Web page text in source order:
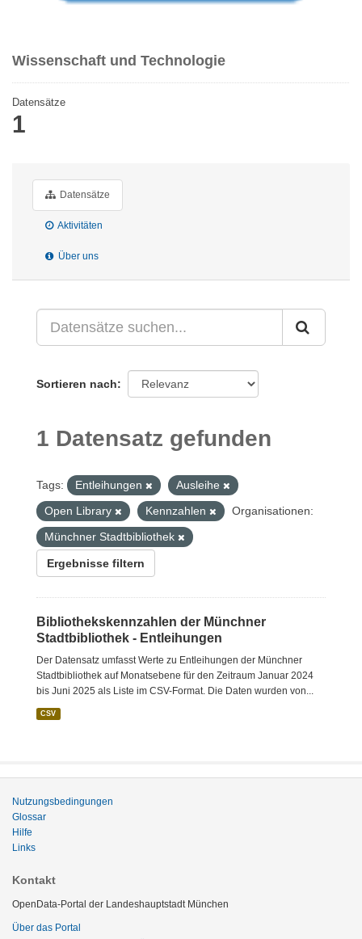
Wissenschaft und Technologie
Datensätze
1
Datensätze
Aktivitäten
Über uns
Sortieren nach
1 Datensatz gefunden
Tags: Entleihungen
Ausleihe
Open Library
Kennzahlen
Organisationen:
Münchner Stadtbibliothek
Ergebnisse filtern
Bibliothekskennzahlen der Münchner
Stadtbibliothek - Entleihungen
Der Datensatz umfasst Werte zu Entleihungen der Münchner
Stadtbibliothek auf Monatsebene für den Zeitraum Januar 2024
bis Juni 2025 als Liste im CSV-Format. Die Daten wurden von...
CSV
Nutzungsbedingungen
Glossar
Hilfe
Links
Kontakt
OpenData-Portal der Landeshauptstadt München
Über das Portal